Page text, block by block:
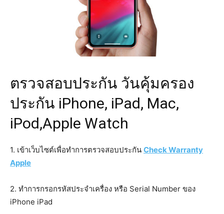
ตรวจสอบประกัน วันคุ้มครอง
ประกัน iPhone, iPad, Mac,
iPod,Apple Watch
1. เข้าเว็บไซต์เพื่อทำการตรวจสอบประกัน Check Warranty
Apple
2. ทำการกรอกรหัสประจำเครื่อง หรือ Serial Number ของ
iPhone iPad